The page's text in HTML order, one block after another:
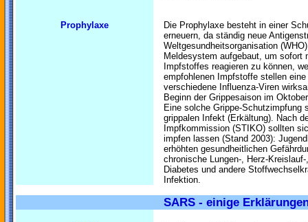
Prophylaxe
Die Prophylaxe besteht in einer
erneuern, da ständig neue
Weltgesundheitsorganisation
Meldesystem aufgebaut, um sofort
Impfstoffes reagieren zu können,
empfohlenen Impfstoffe stellen
verschiedene Influenza-Viren
Beginn der Grippesaison im
Eine solche Grippe-
grippalen Infekt (Erkältung). Nach
Impfkommission (STIKO) sollten
impfen lassen (Stand 2003):
erhöhten gesundheitlichen
chronische Lungen-, Herz-
Diabetes und andere
Infektion.
SARS - einige